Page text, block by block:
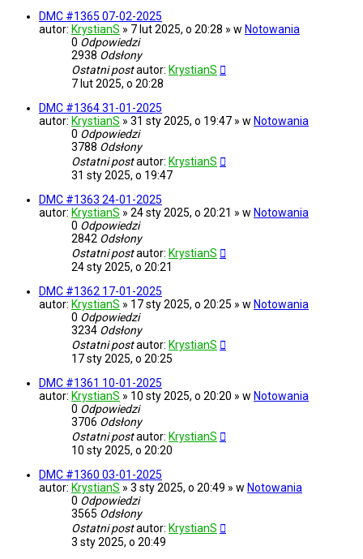
DMC #1365 07-02-2025
autor: KrystianS » 7 lut 2025, o 20:28 » w Notowania
0 Odpowiedzi
2938 Odsłony
Ostatni postautor: KrystianS
7 lut 2025, o 20:28
DMC #1364 31-01-2025
autor: KrystianS » 31 sty 2025, o 19:47 » w Notowania
0 Odpowiedzi
3788 Odsłony
Ostatni postautor: KrystianS
31 sty 2025, o 19:47
DMC #1363 24-01-2025
autor: KrystianS » 24 sty 2025, o 20:21 » w Notowania
0 Odpowiedzi
2842 Odsłony
Ostatni postautor: KrystianS
24 sty 2025, o 20:21
DMC #1362 17-01-2025
autor: KrystianS » 17 sty 2025, o 20:25 » w Notowania
0 Odpowiedzi
3234 Odsłony
Ostatni postautor: KrystianS
17 sty 2025, o 20:25
DMC #1361 10-01-2025
autor: KrystianS » 10 sty 2025, o 20:20 » w Notowania
0 Odpowiedzi
3706 Odsłony
Ostatni postautor: KrystianS
10 sty 2025, o 20:20
DMC #1360 03-01-2025
autor: KrystianS » 3 sty 2025, o 20:49 » w Notowania
0 Odpowiedzi
3565 Odsłony
Ostatni postautor: KrystianS
3 sty 2025, o 20:49